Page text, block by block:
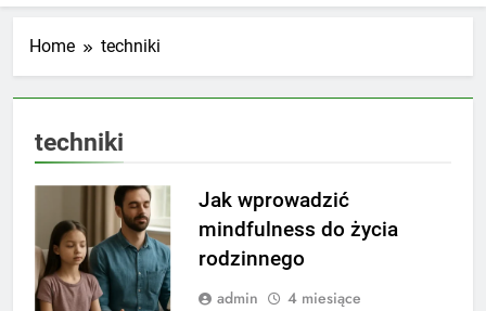
Home techniki
techniki
Jak wprowadzić
mindfulness do życia
rodzinnego
admin
4 miesiące